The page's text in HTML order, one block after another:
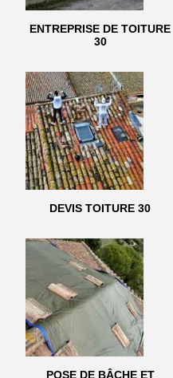
ENTREPRISE DE TOITURE
30
DEVIS TOITURE 30
POSE DE BÂCHE ET